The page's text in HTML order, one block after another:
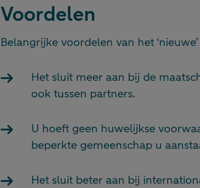
Voordelen
Belangrijke voordelen van het
Het sluit meer aan bij de
ook tussen partners.
U hoeft geen huwelijkse
beperkte gemeenschap u
Het sluit beter aan bij